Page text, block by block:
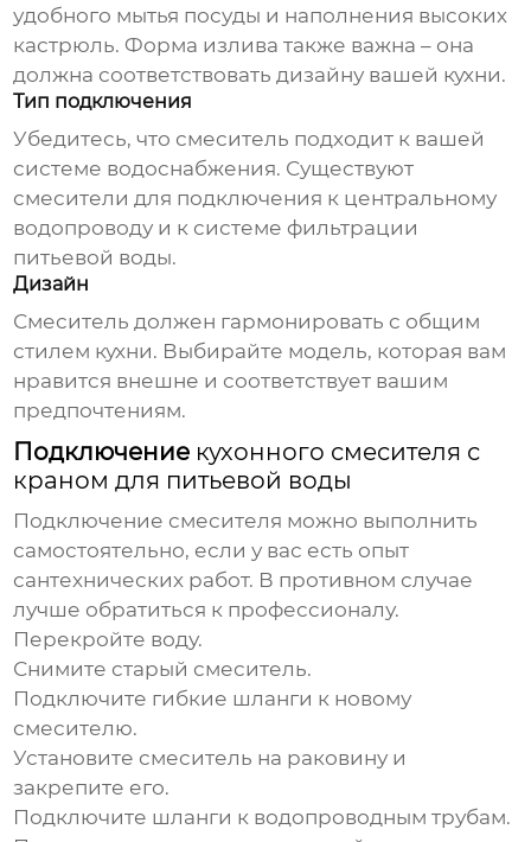
удобного мытья посуды и наполнения высоких
кастрюль. Форма излива также важна – она
должна соответствовать дизайну вашей кухни.
Тип подключения
Убедитесь, что смеситель подходит к вашей
системе водоснабжения. Существуют
смесители для подключения к центральному
водопроводу и к системе фильтрации
питьевой воды.
Дизайн
Смеситель должен гармонировать с общим
стилем кухни. Выбирайте модель, которая вам
нравится внешне и соответствует вашим
предпочтениям.
Подключение кухонного смесителя с
краном для питьевой воды
Подключение смесителя можно выполнить
самостоятельно, если у вас есть опыт
сантехнических работ. В противном случае
лучше обратиться к профессионалу.
Перекройте воду.
Снимите старый смеситель.
Подключите гибкие шланги к новому
смесителю.
Установите смеситель на раковину и
закрепите его.
Подключите шланги к водопроводным трубам.